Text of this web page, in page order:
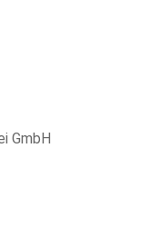
GmbH